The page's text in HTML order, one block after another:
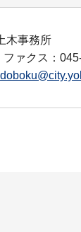
木事務所
ファクス：